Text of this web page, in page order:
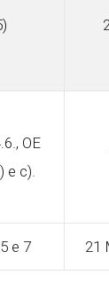
OE
e c).
e 7 21